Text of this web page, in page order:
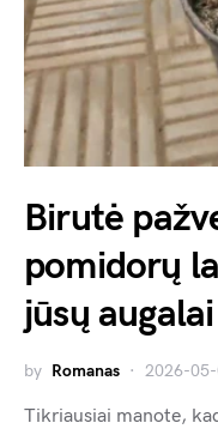
Birutė
pomidorų
jūsų
by Romanas 2026-05-
Tikriausiai manote,